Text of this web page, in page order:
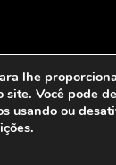
12.837.042/
lhe
site. Você pode
usando ou
.